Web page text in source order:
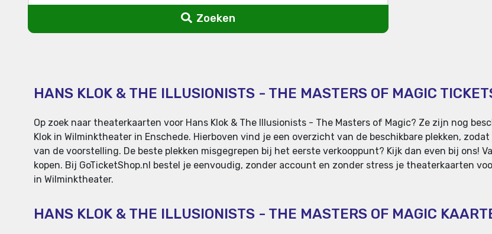
Zoeken
HANS KLOK & THE ILLUSIONISTS - THE MASTERS OF MAGIC
Op zoek naar theaterkaarten voor Hans Klok & The Illusionists - The Masters of Magic? Ze zijn nog
Klok in Wilminktheater in Enschede. Hierboven vind je een overzicht van de beschikbare plekken,
van de voorstelling. De beste plekken misgegrepen bij het eerste verkooppunt? Kijk dan even bij ons!
kopen. Bij GoTicketShop.nl bestel je eenvoudig, zonder account en zonder stress je theaterkaarten
in Wilminktheater.
HANS KLOK & THE ILLUSIONISTS - THE MASTERS OF MAGIC